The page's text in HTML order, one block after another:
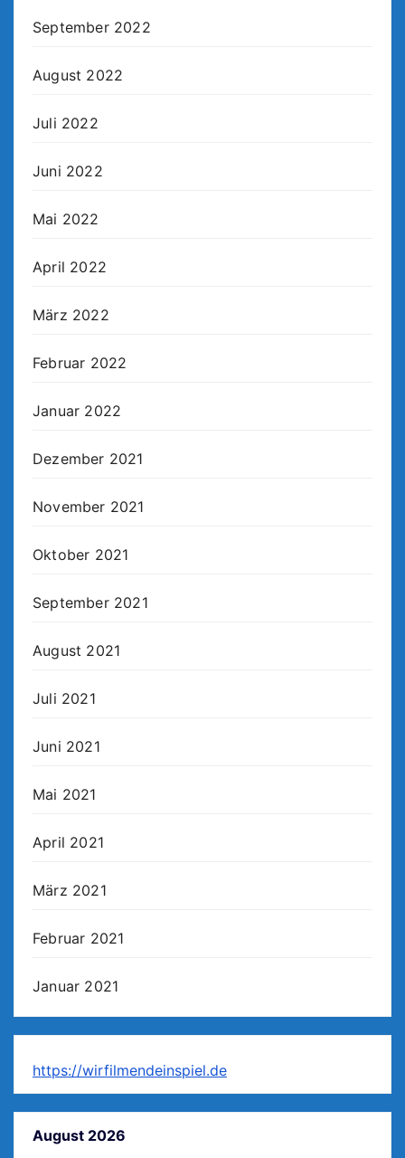
September 2022
August 2022
Juli 2022
Juni 2022
Mai 2022
April 2022
März 2022
Februar 2022
Januar 2022
Dezember 2021
November 2021
Oktober 2021
September 2021
August 2021
Juli 2021
Juni 2021
Mai 2021
April 2021
März 2021
Februar 2021
Januar 2021
https://wirfilmendeinspiel.de
August 2026